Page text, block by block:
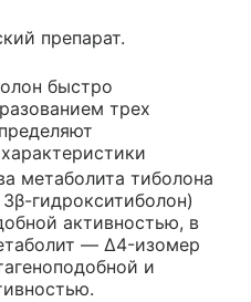
препарат.
быстро
трех
метаболита тиболона
гидрокситиболон)
активностью, в
— Δ4-изомер
и